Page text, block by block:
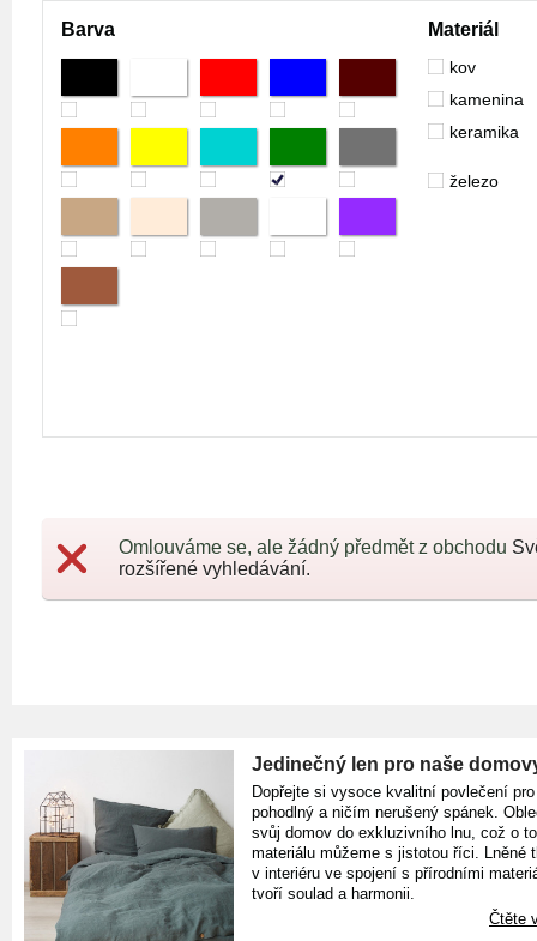
Barva Materiál
kov
kamenina
keramika
železo
Omlouváme se, ale žádný předmět z obchodu
rozšířené vyhledávání.
Jedinečný len pro naše
Dopřejte si vysoce kvalitní povlečení pro
pohodlný a ničím nerušený spánek.
svůj domov do exkluzivního lnu, což o
materiálu můžeme s jistotou říci. Lněné
v interiéru ve spojení s přírodními
tvoří soulad a harmonii.
Čtěte